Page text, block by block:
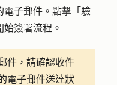
電子郵件。點擊「 驗
始簽署流程。
件，請確認收件
電子郵件送達狀